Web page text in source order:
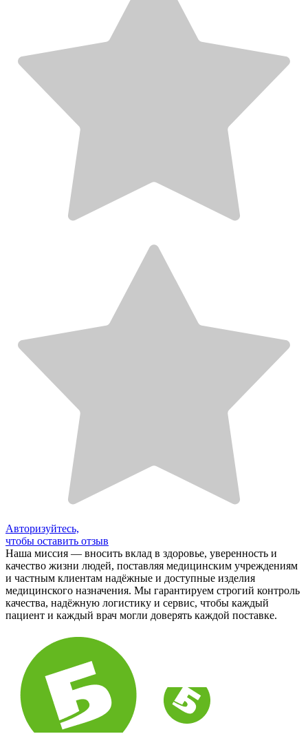
Авторизуйтесь,
чтобы оставить отзыв
Наша миссия — вносить вклад в здоровье, уверенность и
качество жизни людей, поставляя медицинским учреждениям
и частным клиентам надёжные и доступные изделия
медицинского назначения. Мы гарантируем строгий контроль
качества, надёжную логистику и сервис, чтобы каждый
пациент и каждый врач могли доверять каждой поставке.